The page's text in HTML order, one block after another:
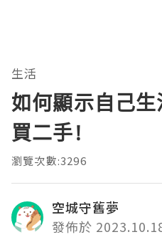
生活
如何顯示自己
買二手!
瀏覽次數:3296
空城守舊夢
發佈於